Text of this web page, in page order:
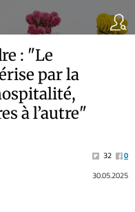
: "Le
par la
à l’autre"
32
0
30.05.2025